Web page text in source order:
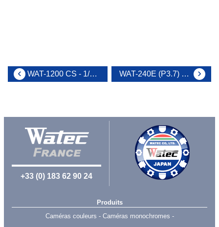
WAT-1200 CS - 1/3.2" Caméra jour/nuit compacte haute sensibilité WAT-240E (P3.7) - 1/4" Caméra pinhole cylindrique miniature
+33 (0) 183 62 90 24
Produits
Caméras couleurs
Caméras monochromes